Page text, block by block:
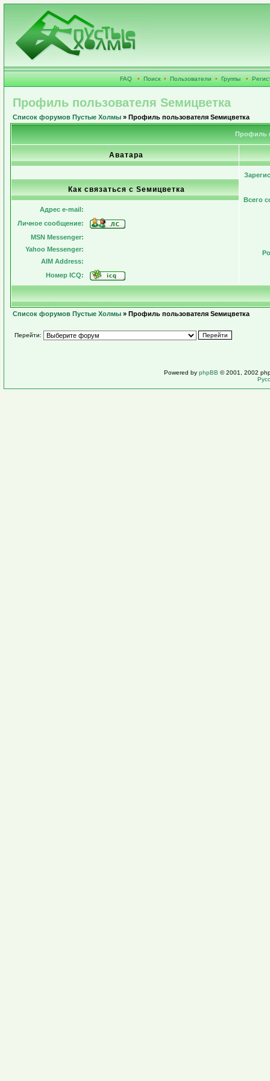
FAQ • Поиск • Пользователи • Группы •
Профиль пользователя Sемицветка
Список форумов Пустые Холмы » Профиль пользователя Sемицветка
Профиль
Аватара
Всего
Как связаться с Sемицветка
Адрес e-mail:
Личное сообщение:
MSN Messenger:
Yahoo Messenger:
AIM Address:
Номер ICQ:
Список форумов Пустые Холмы » Профиль пользователя Sемицветка
Перейти:
Powered by phpBB © 2001, 2002